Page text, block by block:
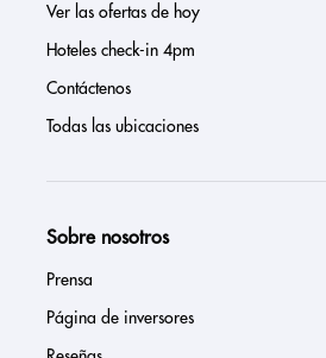
Ver las ofertas de hoy
Hoteles check-in 4pm
Contáctenos
Todas las ubicaciones
Sobre nosotros
Prensa
Página de inversores